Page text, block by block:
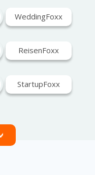
WeddingFoxx
ReisenFoxx
StartupFoxx